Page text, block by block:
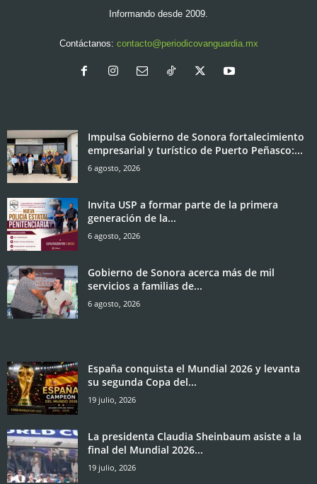
Informando desde 2009.
Contáctanos: contacto@periodicovanguardia.mx
Impulsa Gobierno de Sonora fortalecimiento
empresarial y turístico de Puerto Peñasco:...
6 agosto, 2026
Invita USP a formar parte de la primera
generación de la...
6 agosto, 2026
Gobierno de Sonora acerca más de mil
servicios a familias de...
6 agosto, 2026
España conquista el Mundial 2026 y levanta
su segunda Copa del...
19 julio, 2026
La presidenta Claudia Sheinbaum asiste a la
final del Mundial 2026...
19 julio, 2026